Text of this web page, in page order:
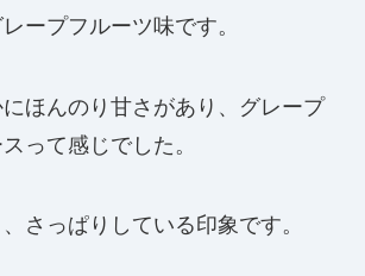
ープフルーツ味です。
ほんのり甘さがあり、グレープ
って感じでした。
さっぱりしている印象です。